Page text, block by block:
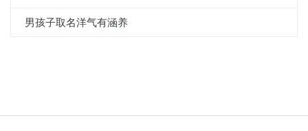
男孩子取名洋气有涵养